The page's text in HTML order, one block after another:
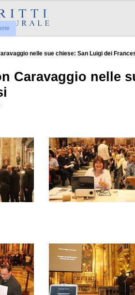
nelle sue chiese: San Luigi dei
Caravaggio nelle